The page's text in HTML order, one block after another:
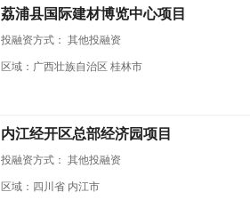
荔浦县国际建材博览中心项目
投融资方式： 其他投融资
区域：广西壮族自治区 桂林市
内江经开区总部经济园项目
投融资方式： 其他投融资
区域：四川省 内江市